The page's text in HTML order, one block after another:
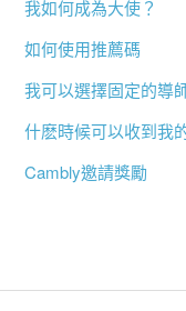
我如何成為大使？
如何使用推薦碼
我可以選擇固定的導
什麽時候可以收到我
Cambly邀請獎勵